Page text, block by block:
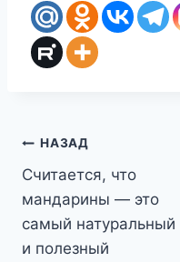
Навигация
по
записям
НАЗАД
Считается, что
мандарины — это
самый натуральный
и полезный